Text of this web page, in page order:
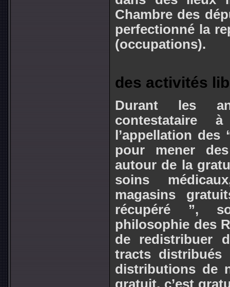
Chambre des
perfectionné la
(occupations).
des activités
Durant les
contestataire
l’appellation
pour mener
autour de la
soins
magasins
récupéré ”,
philosophie des
de redistribuer
tracts distribués
distributions de
gratuit, c’est